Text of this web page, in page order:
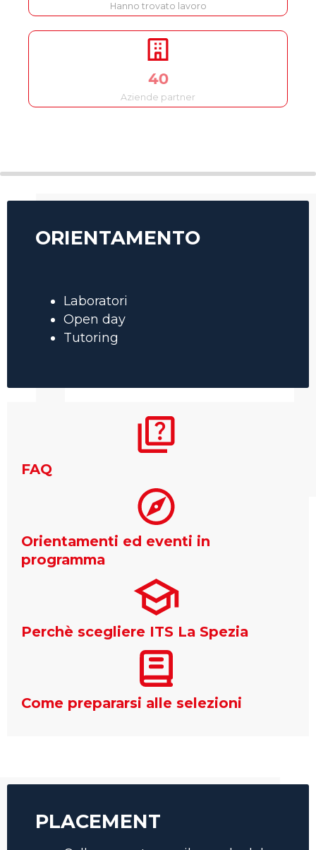
Hanno trovato lavoro
100
Aziende partner
ORIENTAMENTO
Laboratori
Open day
Tutoring
FAQ
Orientamenti ed eventi in
programma
Perchè scegliere ITS La Spezia
Come prepararsi alle selezioni
PLACEMENT